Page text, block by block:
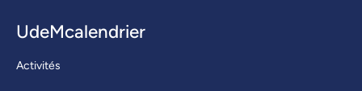
UdeMcalendrier
Activités